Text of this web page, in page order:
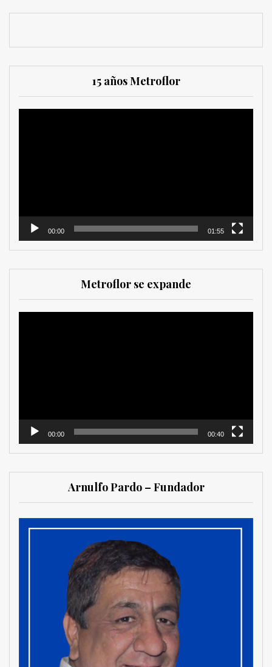
15 años Metroflor
00:00 01:55
Metroflor se expande
00:00 00:40
Arnulfo Pardo – Fundador